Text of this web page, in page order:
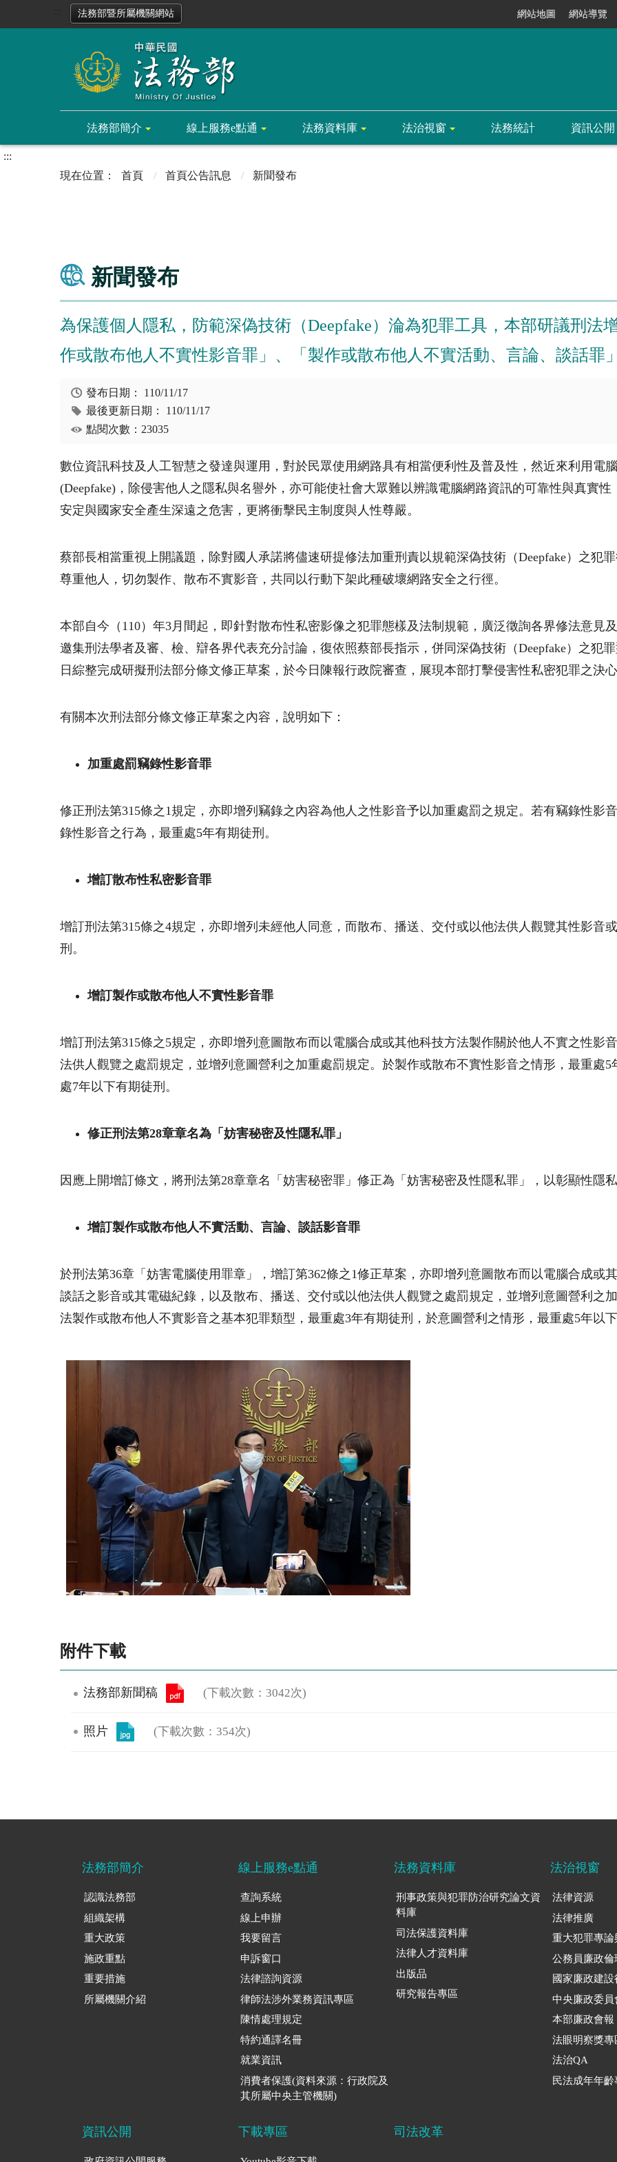
法務部暨所屬機關網站 網站地圖 網站導覽
法務部簡介 線上服務e點通 法務資料庫 法治視窗 法務統計 資訊公開
:::
首頁
首頁公告訊息 新聞發布
新聞發布
為保護個人隱私，防範深偽技術（Deepfake）淪為犯罪工具，本部研議刑法
作或散布他人不實性影音罪」、「製作或散布他人不實活動、言論、談話罪
發布日期： 110/11/17
最後更新日期： 110/11/17
點閱次數：23035
數位資訊科技及人工智慧之發達與運用，對於民眾使用網路具有相當便利性及普及性，然近來利用電
(Deepfake) ，除侵害他人之隱私與名譽外，亦可能使社會大眾難以辨識電腦網路資訊的可靠性與真實
安定與國家安全產生深遠之危害，更將衝擊民主制度與人性尊嚴。
蔡部長相當重視上開議題，除對國人承諾將儘速研提修法加重刑責以規範深偽技術（Deepfake）之犯
尊重他人，切勿製作、散布不實影音，共同以行動下架此種破壞網路安全之行徑。
本部自今（ 110）年3月間起，即針對散布性私密影像之犯罪態樣及法制規範，廣泛徵詢各界修法意見
邀集刑法學者及審、檢、辯各界代表充分討論，復依照蔡部長指示，併同深偽技術（Deepfake）之犯
日綜整完成研擬刑法部分條文修正草案，於今日陳報行政院審查，展現本部打擊侵害性私密犯罪之決
有關本次刑法部分條文修正草案之內容，說明如下：
加重處罰竊錄性影音罪
修正刑法第315條之 1規定，亦即增列竊錄之內容為他人之性影音予以加重處罰之規定。若有竊錄性影
錄性影音之行為，最重處5年有期徒刑。
增訂散布性私密影音罪
增訂刑法第315條之4規定，亦即增列未經他人同意，而散布、播送、交付或以他法供人觀覽其性影音
刑。
增訂製作或散布他人不實性影音罪
增訂刑法第315條之 5規定，亦即增列意圖散布而以電腦合成或其他科技方法製作關於他人不實之性影
法供人觀覽之處罰規定，並增列意圖營利之加重處罰規定。於製作或散布不實性影音之情形，最重處5
處7年以下有期徒刑。
修正刑法第28章章名為「妨害秘密及性隱私罪」
因應上開增訂條文，將刑法第28章章名「妨害秘密罪」修正為「妨害秘密及性隱私罪」，以彰顯性隱
增訂製作或散布他人不實活動、言論、談話影音罪
於刑法第36章「妨害電腦使用罪章」，增訂第362條之 1修正草案，亦即增列意圖散布而以電腦合成或
談話之影音或其電磁紀錄，以及散布、播送、交付或以他法供人觀覽之處罰規定，並增列意圖營利之
法製作或散布他人不實影音之基本犯罪類型，最重處3年有期徒刑，於意圖營利之情形，最重處5年以
附件下載
法務部新聞稿 (下載次數：3042次)
照片 (下載次數：354次)
法務部簡介
認識法務部
組織架構
重大政策
施政重點
重要措施
所屬機關介紹
線上服務e點通
查詢系統
線上申辦
我要留言
申訴窗口
法律諮詢資源
律師法涉外業務資訊專區
陳情處理規定
特約通譯名冊
就業資訊
消費者保護(資料來源：行政院及
其所屬中央主管機關)
法務資料庫
刑事政策與犯罪防治研究論文資
料庫
司法保護資料庫
法律人才資料庫
出版品
研究報告專區
法治視窗
法律資源
法律推廣
重大犯罪專論
公務員廉政倫
國家廉政建
中央廉政委員
本部廉政會報
法眼明察獎專
法治QA
民法成年年齡
資訊公開 下載專區 司法改革